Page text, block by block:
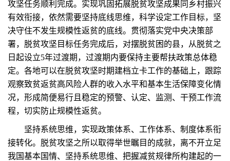
攻坚任务顺利完成。实现巩固拓展脱贫攻坚成果同乡村振兴
有效衔接，依然需要坚持底线思维，科学设定工作目标，坚
决守住不发生规模性返贫的底线。贯彻落实党中央决策部
署，脱贫攻坚目标任务完成后，对摆脱贫困的县，从脱贫之
日起设立5年过渡期，过渡期内要保持主要帮扶政策总体稳
定。各地可以在脱贫攻坚时期建档立卡工作的基础上，跟踪
观察致贫返贫高风险人群的收入水平和基本生活保障变化情
况，形成简便易行且稳定的预警、认定、监测、干预工作流
程，切实防止规模性返贫。
坚持系统思维，实现政策体系、工作体系、制度体系衔
接转化。脱贫攻坚之所以取得举世瞩目的成就，离不开立足
我国基本国情、坚持系统思维、把握减贫规律所构建起的一